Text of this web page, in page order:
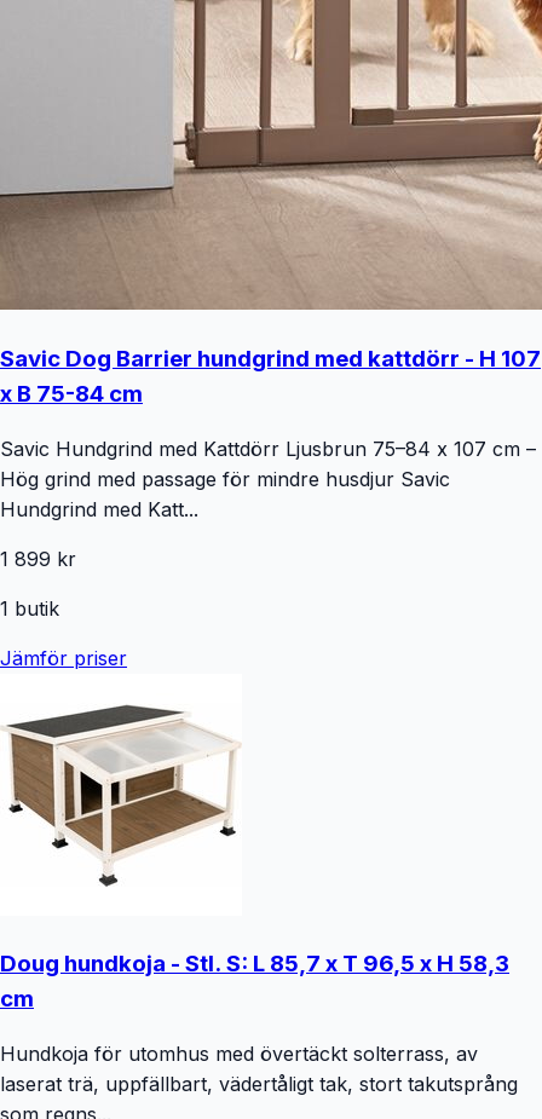
Savic Dog Barrier hundgrind med kattdörr - H 107
x B 75-84 cm
Savic Hundgrind med Kattdörr Ljusbrun 75–84 x 107 cm –
Hög grind med passage för mindre husdjur Savic
Hundgrind med Katt...
1 899 kr
1 butik
Jämför priser
Doug hundkoja - Stl. S: L 85,7 x T 96,5 x H 58,3
cm
Hundkoja för utomhus med övertäckt solterrass, av
laserat trä, uppfällbart, vädertåligt tak, stort takutsprång